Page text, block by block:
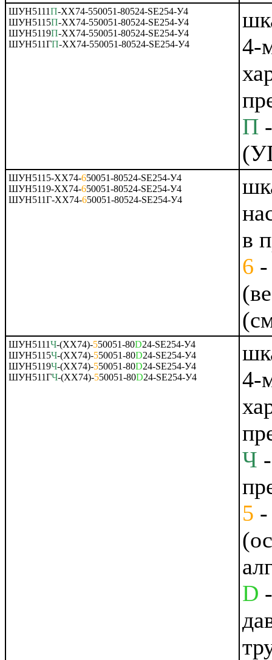
ШУН5111П-ХХ74-550051-80524-SE254-У4
ШУН5115П-ХХ74-550051-80524-SE254-У4
ШУН5119П-ХХ74-550051-80524-SE254-У4
ШУН511ГП-ХХ74-550051-80524-SE254-У4
4-
П
ШУН5115-ХХ74-650051-80524-SE254-У4
ШУН5119-ХХ74-650051-80524-SE254-У4
ШУН511Г-ХХ74-650051-80524-SE254-У4
в
6
ШУН5111Ч-(ХХ74)-550051-80D24-SE254-У4
ШУН5115Ч-(ХХ74)-550051-80D24-SE254-У4
ШУН5119Ч-(ХХ74)-550051-80D24-SE254-У4
ШУН511ГЧ-(ХХ74)-550051-80D24-SE254-У4
4-
Ч
5
D